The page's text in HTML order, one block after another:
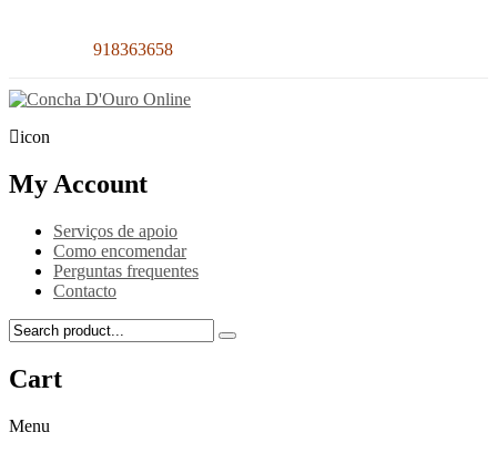
918363658
icon
My Account
Serviços de apoio
Como encomendar
Perguntas frequentes
Contacto
Cart
Menu